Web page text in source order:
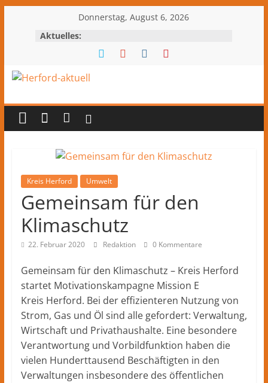
springen
Donnerstag, August 6, 2026
Aktuelles:
Herford-
aktuell
Nachrichten
Kultur
aus
Herford
und
dem
Herford
lokale
Nachrichten
und
mehr
aus
Herford
Kreis Herford Umwelt
Gemeinsam für den
Klimaschutz
22. Februar 2020 Redaktion 0 Kommentare
Gemeinsam für den Klimaschutz – Kreis Herford
startet Motivationskampagne Mission E
Kreis Herford. Bei der effizienteren Nutzung von
Strom, Gas und Öl sind alle gefordert: Verwaltung,
Wirtschaft und Privathaushalte. Eine besondere
Verantwortung und Vorbildfunktion haben die
vielen Hunderttausend Beschäftigten in den
Verwaltungen insbesondere des öffentlichen